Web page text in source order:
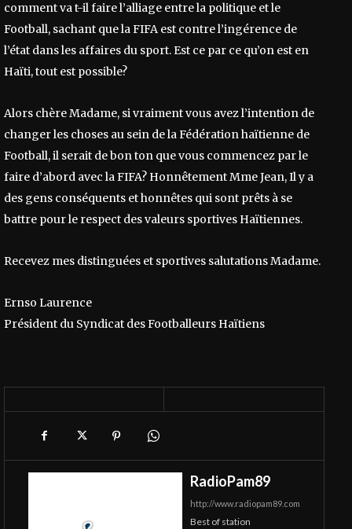
comment va t-il faire l’alliage entre la politique et le
Football, sachant que la FIFA est contre l’ingérence de
l’état dans les affaires du sport. Est ce par ce qu’on est en
Haïti, tout est possible?
Alors chère Madame, si vraiment vous avez l’intention de
changer les choses au sein de la Fédération haïtienne de
Football, il serait de bon ton que vous commencez par le
faire d’abord avec la FIFA? Honnêtement Mme Jean, Il y a
des gens conséquents et honnêtes qui sont prêts à se
battre pour le respect des valeurs sportives Haïtiennes.
Recevez mes distinguées et sportives salutations Madame.
Ernso Laurence
Président du Syndicat des Footballeurs Haïtiens
RadioPam89
http://www.radiopam89.com
Best of station